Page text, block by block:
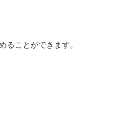
ることができます。